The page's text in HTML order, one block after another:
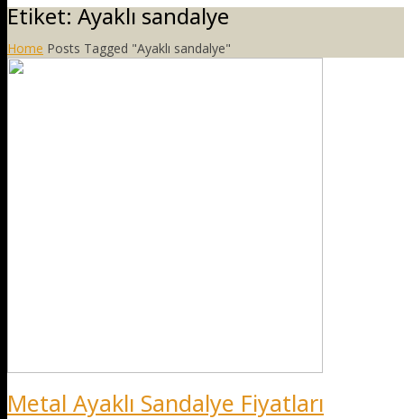
Etiket:Ayaklı sandalye
Home Posts Tagged "Ayaklı sandalye"
Metal Ayaklı Sandalye Fiyatları